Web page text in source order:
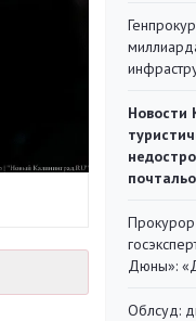
Новости
Дюны»:
Облсуд: